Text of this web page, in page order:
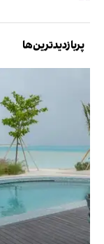
پربازدیدترین‌ها